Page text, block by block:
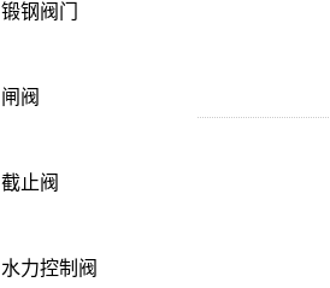
锻钢阀门
闸阀
截止阀
水力控制阀